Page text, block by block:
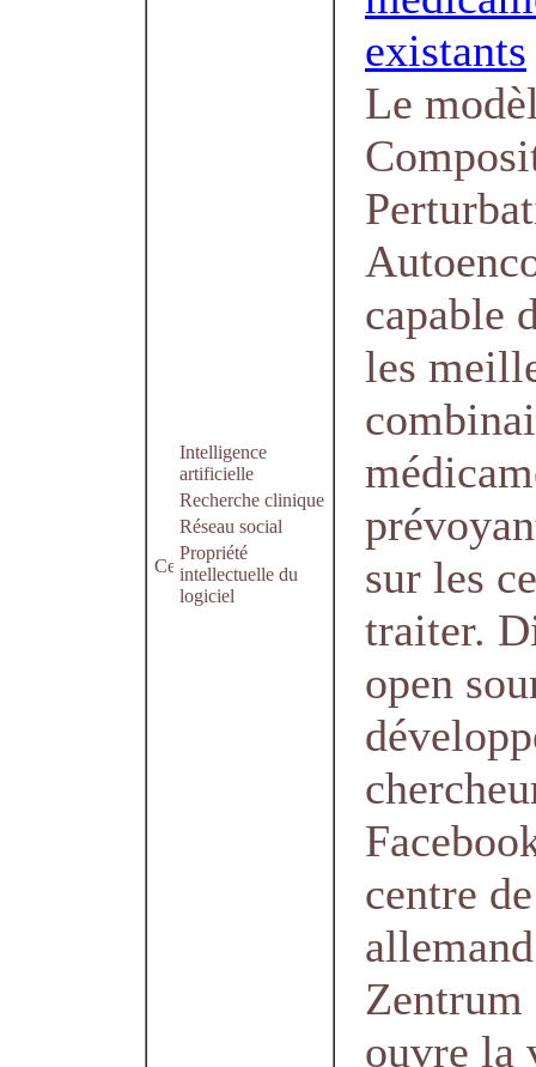
Intelligence
artificielle
Recherche clinique
Réseau social
Propriété
intellectuelle du
logiciel
existants
Le
capable
les
sur les
traiter.
open
centre
ouvre la